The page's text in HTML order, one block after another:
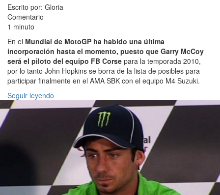
Escrito por: Gloria
Comentario
1 minuto
En el Mundial de MotoGP ha habido una última
incorporación hasta el momento, puesto que Garry McCoy
será el piloto del equipo FB Corse para la temporada 2010,
por lo tanto John Hopkins se borra de la lista de posibles para
participar finalmente en el AMA SBK con el equipo M4 Suzuki.
Seguir leyendo